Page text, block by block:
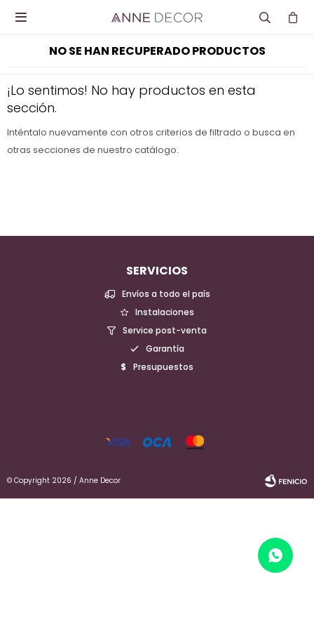

NO SE HAN RECUPERADO PRODUCTOS
¡Lo sentimos! No hay productos en esta
sección.
Inténtalo nuevamente con otros criterios de filtrado o busca en
otras secciones de nuestro catálogo.
SERVICIOS
Envíos a todo el país
Instalaciones
Service post-venta
Garantía
Presupuestos
© Copyright 2026 / Anne Decor
Fenicio